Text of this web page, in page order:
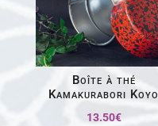
Boîte à thé
Kamakurabori Koyo
13.50€